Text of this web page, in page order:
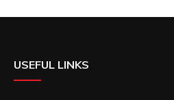
USEFUL LINKS